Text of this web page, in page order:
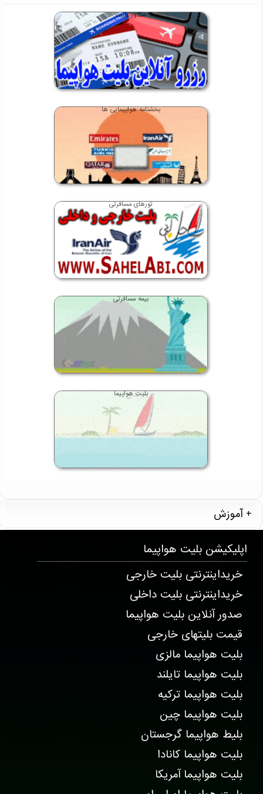
صدور بلیت
بخشنامه هواپیمایی ها
تورهای مسافرتی
بیمه مسافرتی
بلیت هواپیما
آموزش
اپلیکیشن بلیت هواپیما
خریداینترنتی بلیت خارجی
خریداینترنتی بلیت داخلی
صدور آنلاین بلیت هواپیما
قیمت بلیتهای خارجی
بلیت هواپیما مالزی
بلیت هواپیما تایلند
بلیت هواپیما ترکیه
بلیت هواپیما چین
بلیط هواپیما گرجستان
بلیت هواپیما کانادا
بلیت هواپیما آمریکا